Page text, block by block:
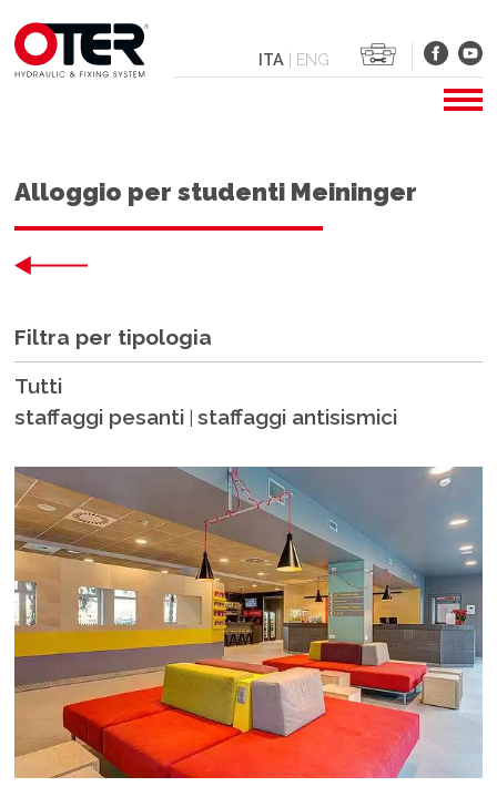
ITA | ENG
Alloggio per studenti Meininger
Filtra per tipologia
Tutti
staffaggi pesanti |staffaggi antisismici